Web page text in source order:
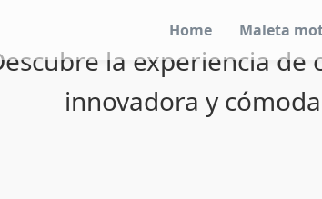
Home Maleta
la experiencia
innovadora y